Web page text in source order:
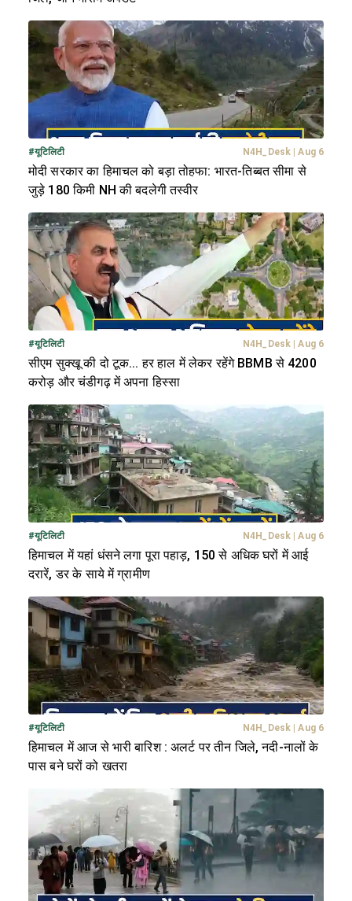
#यूटिलिटी N4H_Desk Aug 6
मोदी सरकार का हिमाचल को बड़ा तोहफा: भारत-तिब्बत सीमा से
जुड़े 180 किमी NH की बदलेगी तस्वीर
#यूटिलिटी N4H_Desk Aug 6
सीएम सुक्खू की दो टूक... हर हाल में लेकर रहेंगे BBMB से 4200
करोड़ और चंडीगढ़ में अपना हिस्सा
#यूटिलिटी N4H_Desk Aug 6
हिमाचल में यहां धंसने लगा पूरा पहाड़, 150 से अधिक घरों में आई
दरारें, डर के साये में ग्रामीण
#यूटिलिटी N4H_Desk Aug 6
हिमाचल में आज से भारी बारिश : अलर्ट पर तीन जिले, नदी-नालों के
पास बने घरों को खतरा